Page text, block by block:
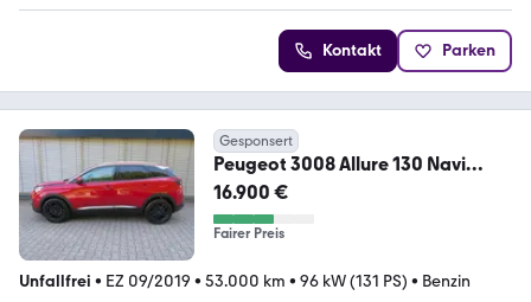
Kontakt Parken
Gesponsert
Peugeot 3008 Allure 130 Navi
Digitales Cockpit LED Apple
16.900 €
Fairer Preis
Unfallfrei • EZ 09/2019 • 53.000 km • 96 kW (131 PS) • Benzin